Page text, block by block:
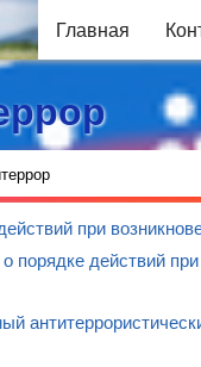
Главная
при
порядке действий